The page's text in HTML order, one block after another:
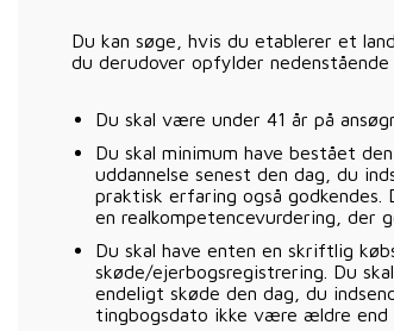
Du kan søge, hvis du etablerer et
du derudover opfylder
Du skal være under 41 år på
Du skal minimum have bestået
uddannelse senest den dag, du
praktisk erfaring også godkendes.
en realkompetencevurdering, der
Du skal have enten en skriftlig
skøde/ejerbogsregistrering. Du
endeligt skøde den dag, du
tingbogsdato ikke være ældre end